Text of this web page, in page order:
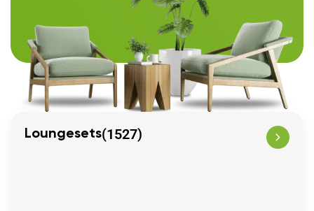
Loungesets(1527)